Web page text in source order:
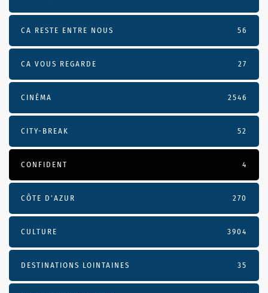
CA RESTE ENTRE NOUS 56
CA VOUS REGARDE 27
CINÉMA 2546
CITY-BREAK 52
CONFIDENT 4
CÔTE D’AZUR 270
CULTURE 3904
DESTINATIONS LOINTAINES 35